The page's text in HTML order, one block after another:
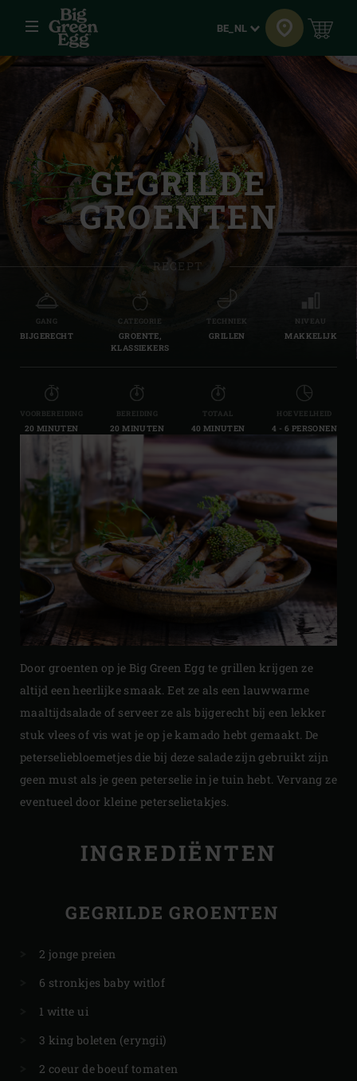
Menu Taal
BE_NL
GEGRILDE
GROENTEN
RECEPT
GANG
BIJGERECHT
CATEGORIE
GROENTE,
KLASSIEKERS
TECHNIEK
GRILLEN
NIVEAU
MAKKELIJK
VOORBEREIDING
20 MINUTEN
BEREIDING
20 MINUTEN
TOTAAL
40 MINUTEN
HOEVEELHEID
4 - 6 PERSONEN
Door groenten op je Big Green Egg te grillen krijgen ze
altijd een heerlijke smaak. Eet ze als een lauwwarme
maaltijdsalade of serveer ze als bijgerecht bij een lekker
stuk vlees of vis wat je op je kamado hebt gemaakt. De
peterseliebloemetjes die bij deze salade zijn gebruikt zijn
geen must als je geen peterselie in je tuin hebt. Vervang ze
eventueel door kleine peterselietakjes.
INGREDIËNTEN
GEGRILDE GROENTEN
2 jonge preien
6 stronkjes baby witlof
1 witte ui
3 king boleten (eryngii)
2 coeur de boeuf tomaten